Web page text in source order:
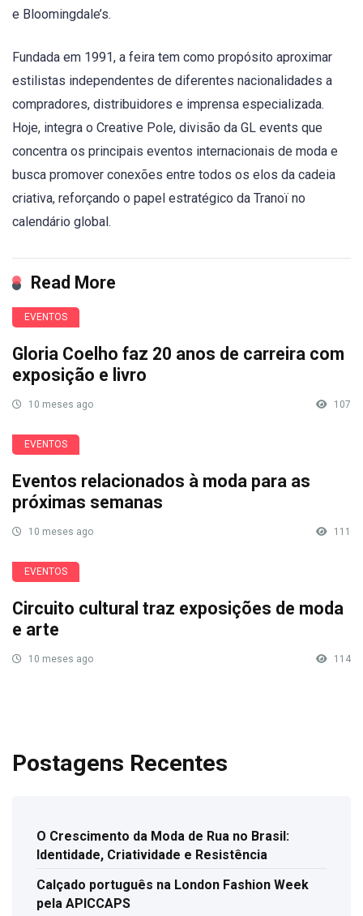
e Bloomingdale’s.
Fundada em 1991, a feira tem como propósito aproximar
estilistas independentes de diferentes nacionalidades a
compradores, distribuidores e imprensa especializada.
Hoje, integra o Creative Pole, divisão da GL events que
concentra os principais eventos internacionais de moda e
busca promover conexões entre todos os elos da cadeia
criativa, reforçando o papel estratégico da Tranoï no
calendário global.
Read More
EVENTOS
Gloria Coelho faz 20 anos de carreira com
exposição e livro
10 meses ago 107
EVENTOS
Eventos relacionados à moda para as
próximas semanas
10 meses ago 111
EVENTOS
Circuito cultural traz exposições de moda
e arte
10 meses ago 114
Postagens Recentes
O Crescimento da Moda de Rua no Brasil:
Identidade, Criatividade e Resistência
Calçado português na London Fashion Week
pela APICCAPS